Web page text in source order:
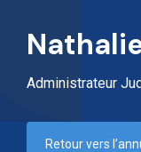
Administrateur
Retour vers